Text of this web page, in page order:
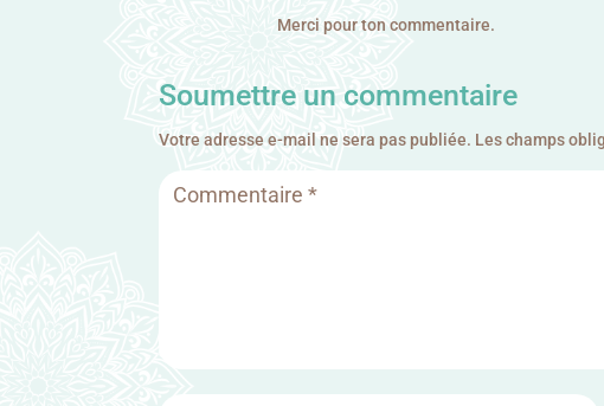
Merci pour ton commentaire.
Soumettre un commentaire
Votre adresse e-mail ne sera pas publiée. Les champs